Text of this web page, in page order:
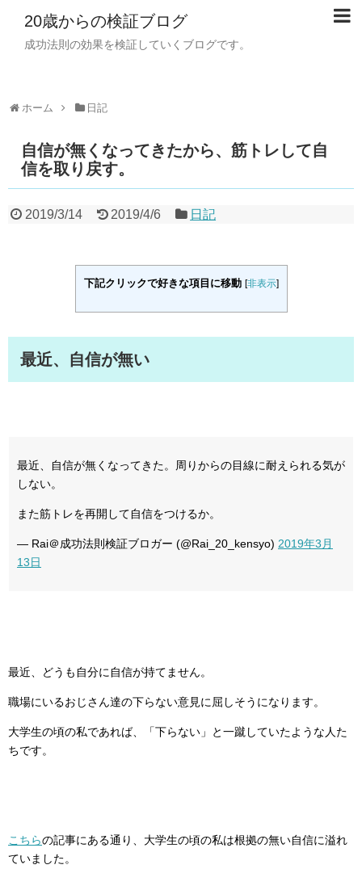
20歳からの検証ブログ
成功法則の効果を検証していくブログです。
ホーム 日記
自信が無くなってきたから、筋トレして自
信を取り戻す。
2019/3/14 2019/4/6 日記
下記クリックで好きな項目に移動 [非表示]
最近、自信が無い
最近、自信が無くなってきた。周りからの目線に耐えられる気が
しない。
また筋トレを再開して自信をつけるか。
— Rai＠成功法則検証ブロガー (@Rai_20_kensyo) 2019年3月
13日
最近、どうも自分に自信が持てません。
職場にいるおじさん達の下らない意見に屈しそうになります。
大学生の頃の私であれば、「下らない」と一蹴していたような人た
ちです。
こちらの記事にある通り、大学生の頃の私は根拠の無い自信に溢れ
ていました。